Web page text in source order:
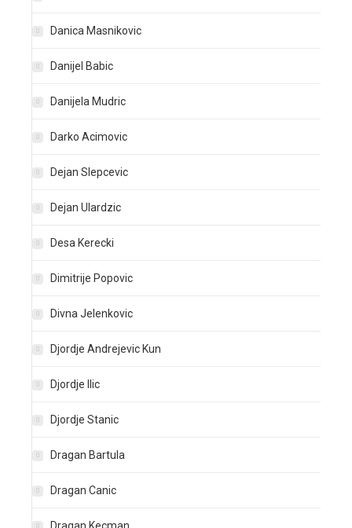
Danica Masnikovic
Danijel Babic
Danijela Mudric
Darko Acimovic
Dejan Slepcevic
Dejan Ulardzic
Desa Kerecki
Dimitrije Popovic
Divna Jelenkovic
Djordje Andrejevic Kun
Djordje Ilic
Djordje Stanic
Dragan Bartula
Dragan Canic